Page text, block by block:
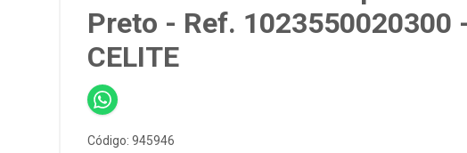
Preto - Ref. 1023550020300
CELITE
Código: 945946